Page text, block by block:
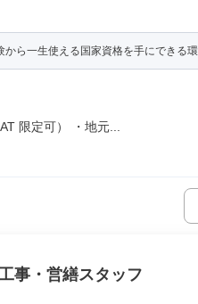
ら一生使える国家資格を手にできる環
限定可） ・地元...
事・営繕スタッフ